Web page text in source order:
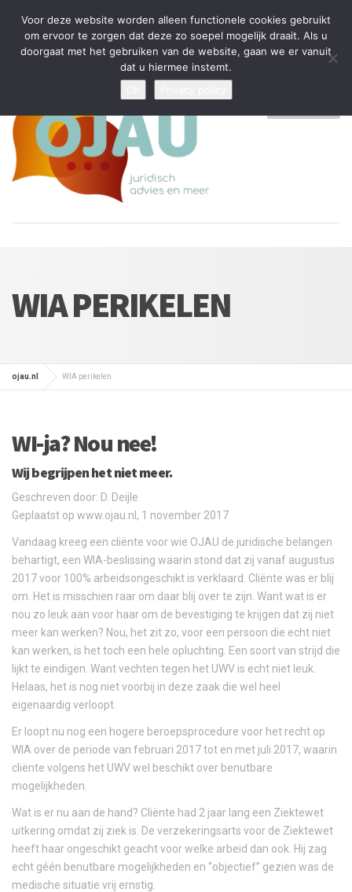
Tijdelijke stop: wegens drukte kan ik beperkt nieuwe zaken aannemen
en vragen beantwoorden
Algemene Voorwaarden
Disclaimer Privacybeleid
WIA PERIKELEN
ojau.nl WIA perikelen
WI-ja? Nou nee!
Wij begrijpen het niet meer.
Geschreven door: D. Deijle
Geplaatst op www.ojau.nl, 1 november 2017
Vandaag kreeg een cliënte voor wie OJAU de juridische belangen
behartigt, een WIA-beslissing waarin stond dat zij vanaf augustus
2017 voor 100% arbeidsongeschikt is verklaard. Cliënte was er blij
om. Het is misschien raar om daar blij over te zijn. Want wat is er
nou zo leuk aan voor haar om de bevestiging te krijgen dat zij niet
meer kan werken? Nou, het zit zo, voor een persoon die echt niet
kan werken, is het toch een hele opluchting. Een soort van strijd die
lijkt te eindigen. Want vechten tegen het UWV is echt niet leuk.
Helaas, het is nog niet voorbij in deze zaak die wel heel
eigenaardig verloopt.
Er loopt nu nog een hogere beroepsprocedure voor het recht op
WIA over de periode van februari 2017 tot en met juli 2017, waarin
cliënte volgens het UWV wel beschikt over benutbare
mogelijkheden.
Wat is er nu aan de hand? Cliënte had 2 jaar lang een Ziektewet
uitkering omdat zij ziek is. De verzekeringsarts voor de Ziektewet
heeft haar ongeschikt geacht voor welke arbeid dan ook. Hij zag
echt géén benutbare mogelijkheden en “objectief” gezien was de
medische situatie vrij ernstig.
Voor deze website worden alleen functionele cookies gebruikt
om ervoor te zorgen dat deze zo soepel mogelijk draait. Als u
doorgaat met het gebruiken van de website, gaan we er vanuit
dat u hiermee instemt.